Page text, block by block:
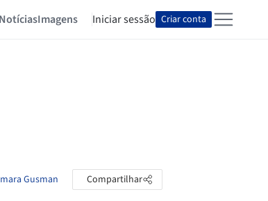
NotíciasImagens Iniciar sessão Criar conta
Gusman Compartilhar